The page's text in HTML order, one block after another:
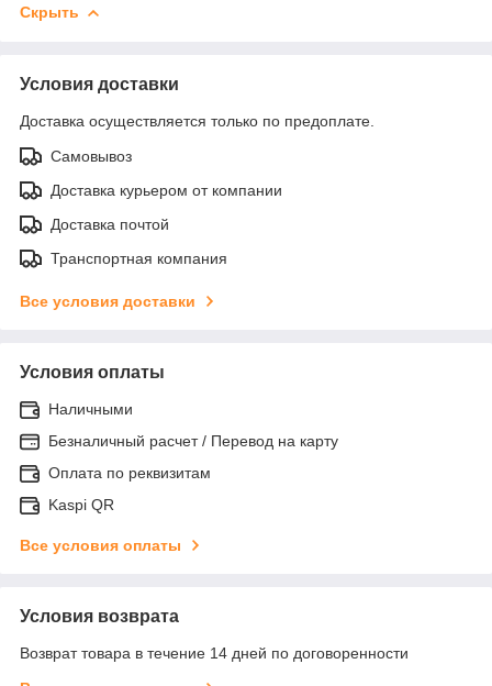
Скрыть
Условия доставки
Доставка осуществляется только по предоплате.
Самовывоз
Доставка курьером от компании
Доставка почтой
Транспортная компания
Все условия доставки
Условия оплаты
Наличными
Безналичный расчет / Перевод на карту
Оплата по реквизитам
Kaspi QR
Все условия оплаты
Условия возврата
Возврат товара в течение 14 дней по договоренности